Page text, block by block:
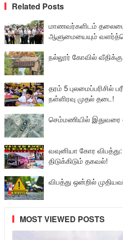
Related Posts
மாணவர்களிடம்
ஆளுமையையும்
நல்லூர் கோவில் வீதிக்கு
தரம் 5 புலமைப்பரிசில்
நள்ளிரவு முதல் தடை!
செம்மணியில் இதுவரை
வவுனியா கோர
திடுக்கிடும் தகவல்!
விபத்து ஒன்றில்
MOST VIEWED POSTS